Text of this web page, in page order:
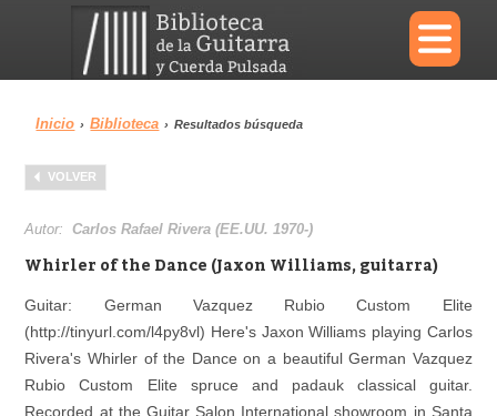
×
Menu
Biblioteca
Área personal Reproductor
Inicio › Biblioteca › Resultados búsqueda
VOLVER
Autor:Carlos Rafael Rivera (EE.UU. 1970-)
Whirler of the Dance (Jaxon Williams, guitarra)
Guitar: German Vazquez Rubio Custom Elite
(http://tinyurl.com/l4py8vl) Here's Jaxon Williams playing Carlos
Rivera's Whirler of the Dance on a beautiful German Vazquez
Rubio Custom Elite spruce and padauk classical guitar.
Recorded at the Guitar Salon International showroom in Santa